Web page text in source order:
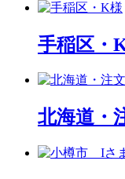
手稲区・
北海道・